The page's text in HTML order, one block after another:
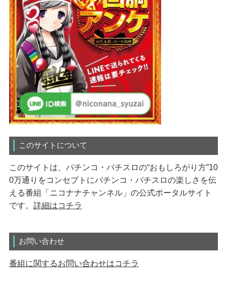
このサイトについて
このサイトは、パチンコ・パチスロの“おもしろがり方”10
0万通りをコンセプトにパチンコ・パチスロの楽しさを伝
える番組「ニコナナチャンネル」の公式ポータルサイト
です。 詳細はコチラ
お問い合わせ
番組に関するお問い合わせはコチラ